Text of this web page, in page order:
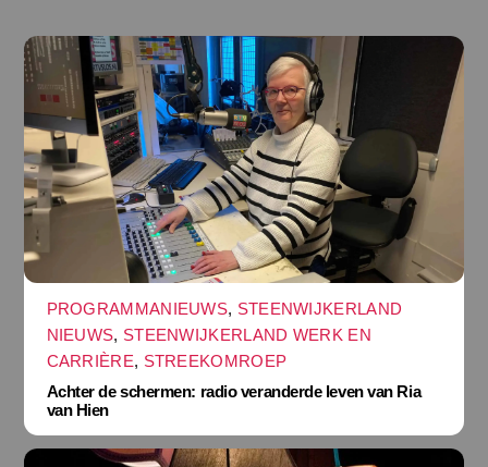
PROGRAMMANIEUWS, STEENWIJKERLAND
NIEUWS, STEENWIJKERLAND WERK EN
CARRIÈRE, STREEKOMROEP
Achter de schermen: radio veranderde leven van Ria
van Hien